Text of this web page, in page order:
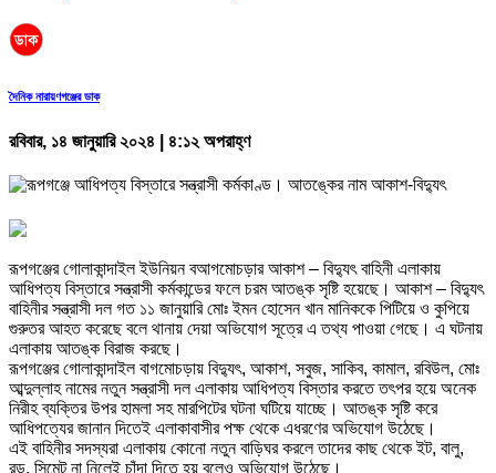
দৈনিক নারায়ণগঞ্জের ডাক
রবিবার, ১৪ জানুয়ারি ২০২৪ | ৪:১২ অপরাহ্ণ
রূপগঞ্জের গোলাকান্দাইল ইউনিয়ন বআগমোচড়ার আকাশ – বিদ্যুৎ বাহিনী এলাকায়
আধিপত্য বিস্তারে সন্ত্রাসী কর্মকান্ডের ফলে চরম আতঙ্ক সৃষ্টি হয়েছে। আকাশ – বিদ্যুৎ
বাহিনীর সন্ত্রাসী দল গত ১১ জানুয়ারি মোঃ ইমন হোসেন খান মানিককে পিটিয়ে ও কুপিয়ে
গুরুতর আহত করেছে বলে থানায় দেয়া অভিযোগ সূত্রে এ তথ্য পাওয়া গেছে। এ ঘটনায়
এলাকায় আতঙ্ক বিরাজ করছে।
রূপগঞ্জের গোলাকান্দাইল বাগমোচড়ায় বিদ্যুৎ, আকাশ, সবুজ, সাকিব, কামাল, রবিউল, মোঃ
আব্দুল্লাহ নামের নতুন সন্ত্রাসী দল এলাকায় আধিপত্য বিস্তার করতে তৎপর হয়ে অনেক
নিরীহ ব্যক্তির উপর হামলা সহ মারপিটের ঘটনা ঘটিয়ে যাচ্ছে। আতঙ্ক সৃষ্টি করে
আধিপত্যের জানান দিতেই এলাকাবাসীর পক্ষ থেকে এধরণের অভিযোগ উঠেছে।
এই বাহিনীর সদস্যরা এলাকায় কোনো নতুন বাড়িঘর করলে তাদের কাছ থেকে ইট, বালু,
রড, সিমেন্ট না নিলেই চাঁদা দিতে হয় বলেও অভিযোগ উঠেছে।